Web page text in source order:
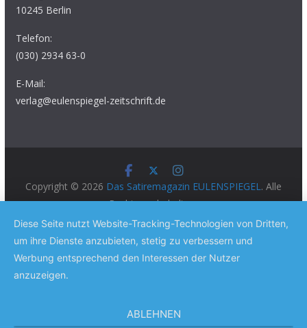
10245 Berlin
Telefon:
(030) 2934 63-0
E-Mail:
verlag@eulenspiegel-zeitschrift.de
Copyright © 2026 Das Satiremagazin EULENSPIEGEL. Alle
Rechte vorbehalten.
Theme:ColorMag Provon ThemeGrill. Präsentiert von
WordPress.
Diese Seite nutzt Website-Tracking-Technologien von Dritten,
um ihre Dienste anzubieten, stetig zu verbessern und
Werbung entsprechend den Interessen der Nutzer
anzuzeigen.
ABLEHNEN